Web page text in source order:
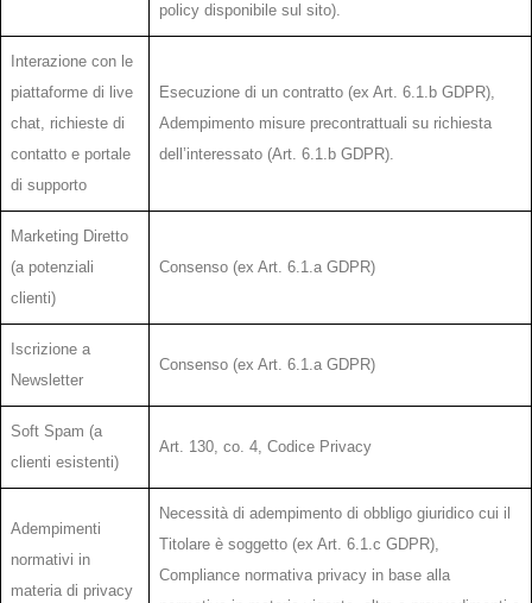
policy disponibile sul sito).
Interazione con le
piattaforme di live
chat, richieste di
contatto e portale
di supporto
Esecuzione di un contratto (ex Art. 6.1.b GDPR),
Adempimento misure precontrattuali su richiesta
dell’interessato (Art. 6.1.b GDPR).
Marketing Diretto
(a potenziali
clienti)
Consenso (ex Art. 6.1.a GDPR)
Iscrizione a
Newsletter
Consenso (ex Art. 6.1.a GDPR)
Soft Spam (a
clienti esistenti)
Art. 130, co. 4, Codice Privacy
Adempimenti
normativi in
materia di privacy
Necessità di adempimento di obbligo giuridico cui il
Titolare è soggetto (ex Art. 6.1.c GDPR),
Compliance normativa privacy in base alla